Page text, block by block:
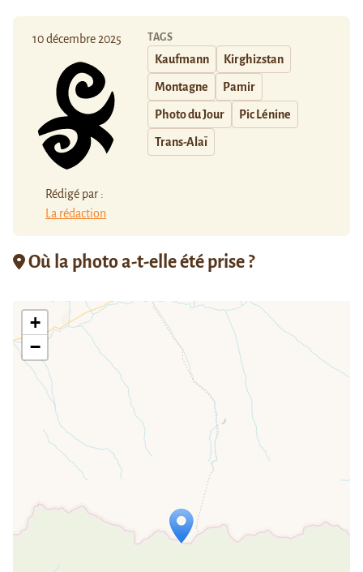
10 décembre 2025
Rédigé par :
La rédaction
TAGS
Kaufmann Kirghizstan
Montagne Pamir
Photo du Jour Pic Lénine
Trans-Alaï
Où la photo a-t-elle été prise ?
Travelers' Map is loading...
If you see this after your page is
+
−